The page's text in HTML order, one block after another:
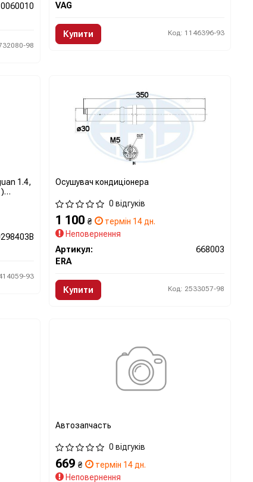
98
VAG
Купити Код: 1146396-93
1.4,
93
Осушувач кондиціонера
0 відгуків
1 100₴
термін 14 дн.
Неповернення
Артикул:
668003
ERA
Купити Код: 2533057-98
Автозапчасть
0 відгуків
669₴
термін 14 дн.
Неповернення